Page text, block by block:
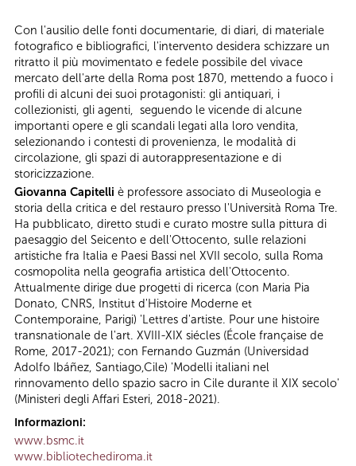
Con l'ausilio delle fonti documentarie, di diari, di materiale
fotografico e bibliografici, l'intervento desidera schizzare un
ritratto il più movimentato e fedele possibile del vivace
mercato dell'arte della Roma post 1870, mettendo a fuoco i
profili di alcuni dei suoi protagonisti: gli antiquari, i
collezionisti, gli agenti, seguendo le vicende di alcune
importanti opere e gli scandali legati alla loro vendita,
selezionando i contesti di provenienza, le modalità di
circolazione, gli spazi di autorappresentazione e di
storicizzazione.
Giovanna Capitelli è professore associato di Museologia e
storia della critica e del restauro presso l'Università Roma Tre.
Ha pubblicato, diretto studi e curato mostre sulla pittura di
paesaggio del Seicento e dell'Ottocento, sulle relazioni
artistiche fra Italia e Paesi Bassi nel XVII secolo, sulla Roma
cosmopolita nella geografia artistica dell'Ottocento.
Attualmente dirige due progetti di ricerca (con Maria Pia
Donato, CNRS, Institut d'Histoire Moderne et
Contemporaine, Parigi) 'Lettres d'artiste. Pour une histoire
transnationale de l'art. XVIII-XIX siécles (École française de
Rome, 2017-2021); con Fernando Guzmán (Universidad
Adolfo Ibáñez, Santiago,Cile) 'Modelli italiani nel
rinnovamento dello spazio sacro in Cile durante il XIX secolo'
(Ministeri degli Affari Esteri, 2018-2021).
Informazioni:
www.bsmc.it
www.bibliotechediroma.it